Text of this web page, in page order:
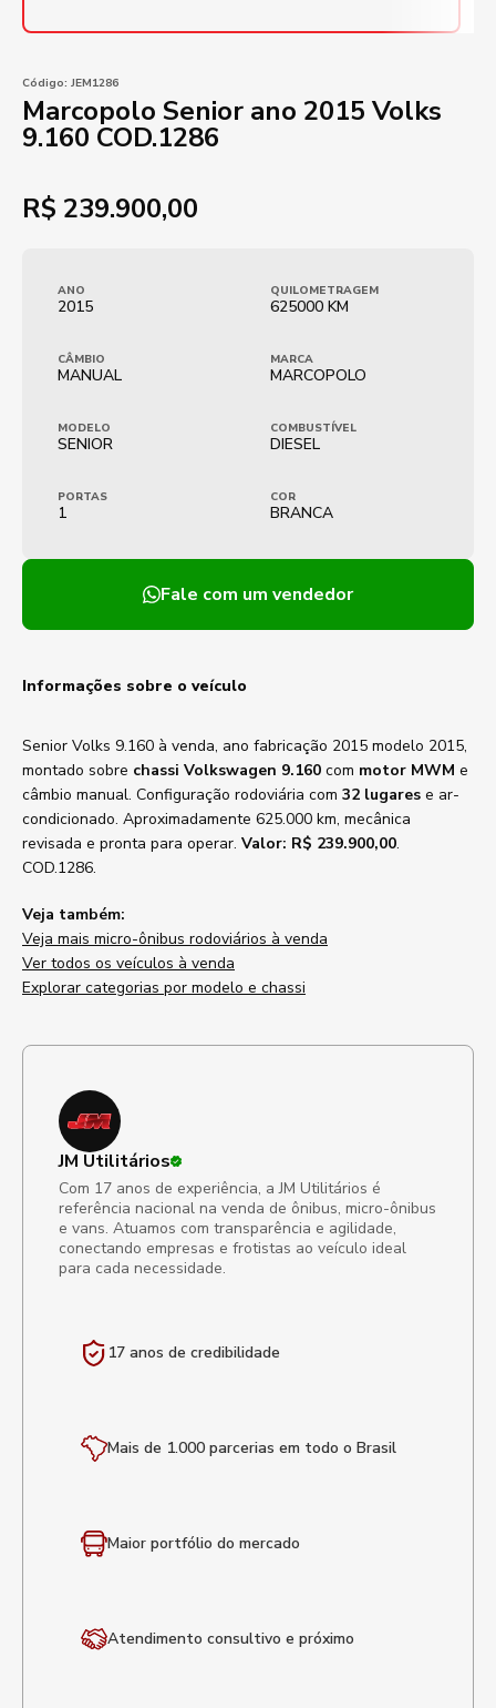
Código: JEM1286
Marcopolo Senior ano 2015 Volks
9.160 COD.1286
R$ 239.900,00
ANO
2015
QUILOMETRAGEM
625000 KM
CÂMBIO
MANUAL
MARCA
MARCOPOLO
MODELO
SENIOR
COMBUSTÍVEL
DIESEL
PORTAS
1
COR
BRANCA
Fale com um vendedor
Informações sobre o veículo
Senior Volks 9.160 à venda, ano fabricação 2015 modelo 2015,
montado sobre chassi Volkswagen 9.160 com motor MWM e
câmbio manual. Configuração rodoviária com 32 lugares e ar-
condicionado. Aproximadamente 625.000 km, mecânica
revisada e pronta para operar. Valor: R$ 239.900,00.
COD.1286.
Veja também:
Veja mais micro-ônibus rodoviários à venda
Ver todos os veículos à venda
Explorar categorias por modelo e chassi
JM Utilitários
Com 17 anos de experiência, a JM Utilitários é
referência nacional na venda de ônibus, micro-ônibus
e vans. Atuamos com transparência e agilidade,
conectando empresas e frotistas ao veículo ideal
para cada necessidade.
17 anos de credibilidade
Mais de 1.000 parcerias em todo o Brasil
Maior portfólio do mercado
Atendimento consultivo e próximo